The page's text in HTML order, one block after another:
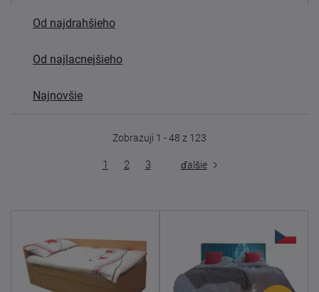
Od najdrahšieho
Od najlacnejšieho
Najnovšie
Zobrazuji 1 - 48 z 123
3
2
1 ďalšie